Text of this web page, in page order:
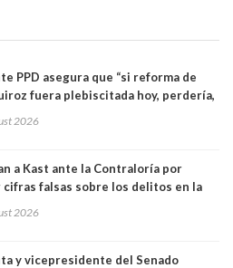
PPD asegura que “si reforma de
fuera plebiscitada hoy, perdería,
la oposición, sería una victoria de la
2026
a Kast ante la Contraloría por
falsas sobre los delitos en la
2026
y vicepresidente del Senado